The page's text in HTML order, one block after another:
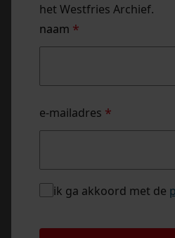
het Westfries Archief.
naam *
e-mailadres *
privacybeleid
ik ga akkoord met de